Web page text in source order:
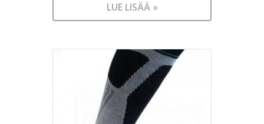
LUE LISÄÄ »